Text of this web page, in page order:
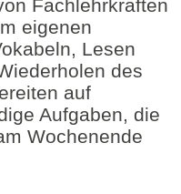
Fachlehrkräften
eigenen
Lesen
des
auf
Aufgaben, die
Wochenende